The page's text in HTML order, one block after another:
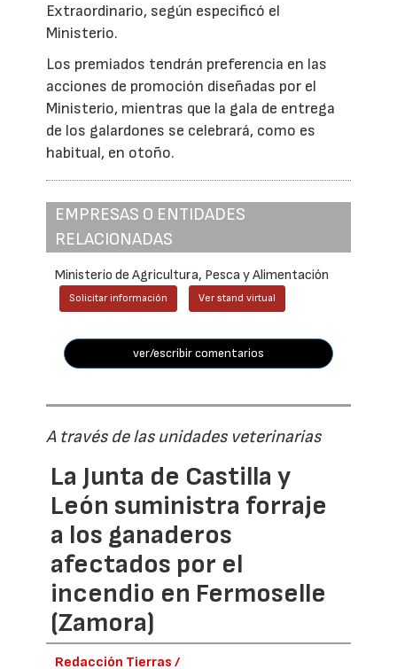
Extraordinario, según especificó el
Ministerio.
Los premiados tendrán preferencia en las
acciones de promoción diseñadas por el
Ministerio, mientras que la gala de entrega
de los galardones se celebrará, como es
habitual, en otoño.
EMPRESAS O ENTIDADES
RELACIONADAS
Ministerio de Agricultura, Pesca y Alimentación
Solicitar información Ver stand virtual
ver/escribir comentarios
A través de las unidades veterinarias
La Junta de Castilla y
León suministra forraje
a los ganaderos
afectados por el
incendio en Fermoselle
(Zamora)
Redacción Tierras /